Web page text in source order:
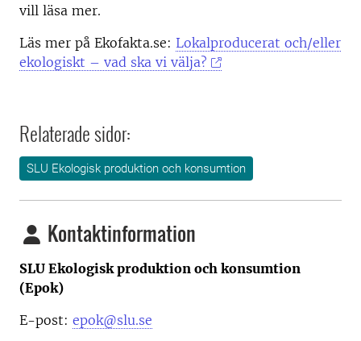
vill läsa mer.
Läs mer på Ekofakta.se: Lokalproducerat och/eller
ekologiskt – vad ska vi välja?
Relaterade sidor:
SLU Ekologisk produktion och konsumtion
Kontaktinformation
SLU Ekologisk produktion och konsumtion
(Epok)
E-post: epok@slu.se